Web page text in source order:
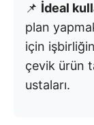
📌 İdeal
plan
için
çevik ürün
ustaları.